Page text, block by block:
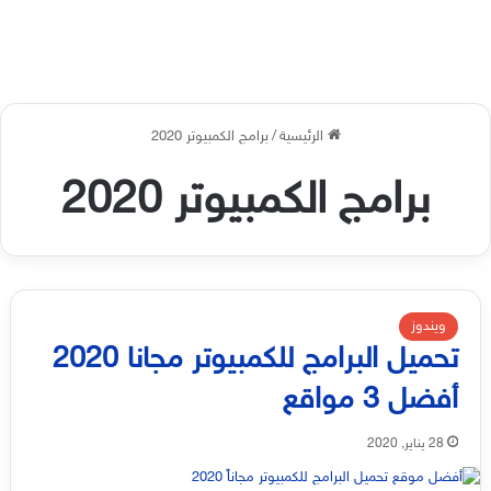
الرئيسية / برامج الكمبيوتر 2020
برامج الكمبيوتر 2020
ويندوز
تحميل البرامج للكمبيوتر مجانا 2020
أفضل 3 مواقع
28 يناير, 2020